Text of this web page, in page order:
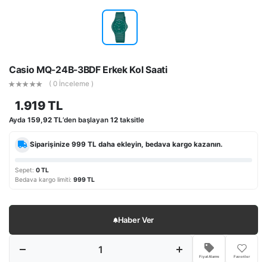
Casio MQ-24B-3BDF Erkek Kol Saati
( 0 İnceleme )
1.919 TL
Ayda 159,92 TL’den başlayan 12 taksitle
Siparişinize999 TL daha ekleyin, bedava kargo kazanın.
Sepet: 0 TL
Bedava kargo limiti: 999 TL
Haber Ver
Fiyat Alarmı Favoriler